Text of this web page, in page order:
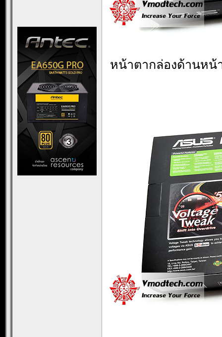
หน้าตากล่องด้านหน้